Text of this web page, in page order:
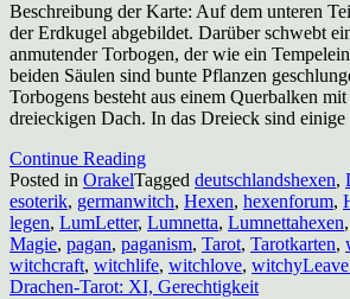
Beschreibung der Karte: Auf dem unteren
der Erdkugel abgebildet. Darüber schwebt
anmutender Torbogen, der wie ein
beiden Säulen sind bunte Pflanzen
Torbogens besteht aus einem Querbalken
dreieckigen Dach. In das Dreieck sind
Continue Reading
Posted in OrakelTagged deutschlandshexen,
esoterik, germanwitch, Hexen, hexenforum,
legen, LumLetter, Lumnetta, Lumnettahexen,
Magie, pagan, paganism, Tarot, Tarotkarten,
witchcraft, witchlife, witchlove, witchy
Drachen-Tarot: XI, Gerechtigkeit